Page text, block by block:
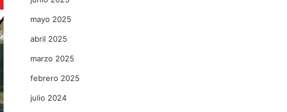
mayo 2025
abril 2025
marzo 2025
febrero 2025
julio 2024